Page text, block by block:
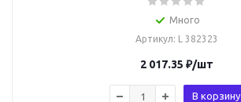
Много
Артикул: L 382323
2 017.35 ₽/шт
В корзину